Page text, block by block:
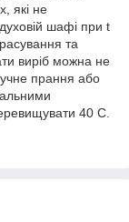
які не
шафі при t
та
виріб можна не
прання або
40 С.